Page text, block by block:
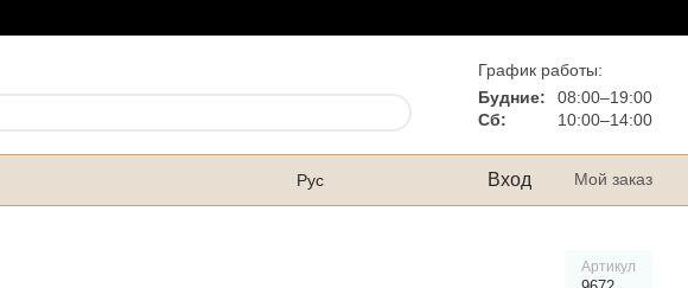
График работы:
Будние:
08:00–19:00
Сб:
10:00–14:00
Рус Вход Мой заказ
Артикул